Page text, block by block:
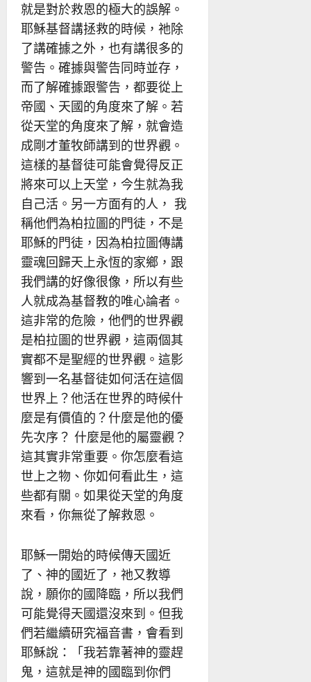
就是對於救恩的極大的誤解。
耶穌基督講拯救的時候，祂除
了講確據之外，也有講很多的
警告。確據與警告同時並存，
而了解確據跟警告，都要從上
帝國、天國的角度來了解。若
從天堂的角度來了解，就會造
成剛才董牧師講到的世界觀。
這樣的基督徒可能會覺得反正
將來可以上天堂，今生就為我
自己活。另一方面有的人， 我
稱他們為柏拉圖的門徒，不是
耶穌的門徒，因為柏拉圖傳講
靈魂回歸天上永恆的家鄉，跟
我們講的好像很像，所以有些
人就成為基督教的唯心論者。
這非常的危險，他們的世界觀
是柏拉圖的世界觀，這兩個其
實都不是聖經的世界觀。這影
響到一名基督徒如何活在這個
世界上？他活在世界的時候什
麼是有價值的？什麼是他的優
先次序？ 什麼是他的屬靈觀？
這其實非常重要。你怎麼看這
世上之物、你如何看此生，這
些都有關。如果從天堂的角度
來看，你無從了解救恩。
耶穌一開始的時候傳天國近
了、神的國近了，祂又教導
說，願你的國降臨，所以我們
可能覺得天國還沒來到。但我
們若繼續研究福音書，會看到
耶穌說：「我若靠著神的靈趕
鬼，這就是神的國臨到你們